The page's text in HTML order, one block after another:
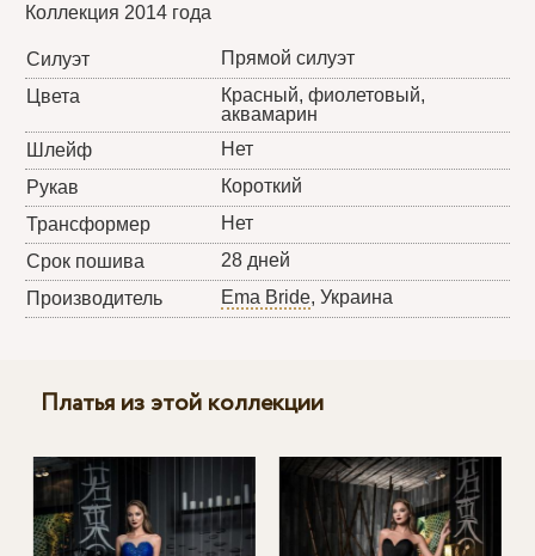
Коллекция 2014 года
Силуэт
Прямой силуэт
Цвета
Красный, фиолетовый,
аквамарин
Шлейф
Нет
Рукав
Короткий
Трансформер
Нет
Срок пошива
28 дней
Производитель
Ema Bride, Украина
Платья из этой коллекции